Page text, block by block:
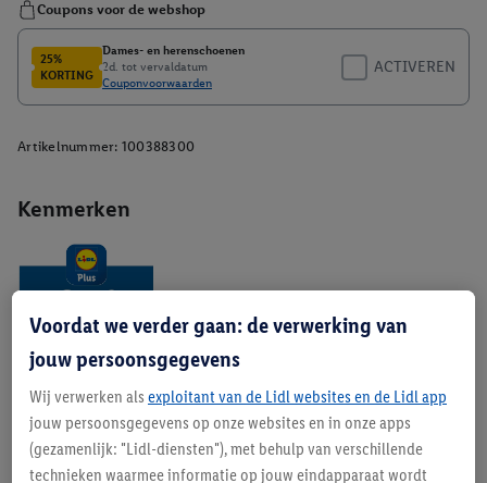
Kenmerken
Artikelnummer: 100388300
Beschrijving
Voordat we verder gaan: de verwerking van
jouw persoonsgegevens
Wij verwerken als exploitant van de Lidl websites en de Lidl app
jouw persoonsgegevens op onze websites en in onze apps
(gezamenlijk: "Lidl-diensten"), met behulp van verschillende
technieken waarmee informatie op jouw eindapparaat wordt